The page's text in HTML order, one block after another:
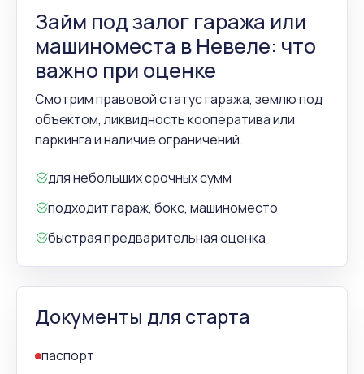
Займ под залог гаража или
машиноместа в Невеле: что
важно при оценке
Смотрим правовой статус гаража, землю под
объектом, ликвидность кооператива или
паркинга и наличие ограничений.
для небольших срочных сумм
подходит гараж, бокс, машиноместо
быстрая предварительная оценка
Документы для старта
паспорт